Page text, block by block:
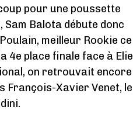
pour une poussette
Balota débute donc
meilleur Rookie ce
4e place finale face à Elie
on retrouvait encore
François-Xavier Venet, le